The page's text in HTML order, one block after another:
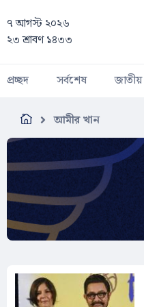
৭ আগস্ট ২০২৬
২৩ শ্রাবণ ১৪৩৩
প্রচ্ছদ সর্বশেষ জাতীয়
আমীর খান